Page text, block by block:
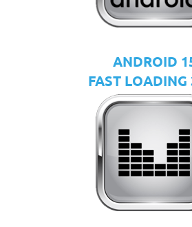
ANDROID
FAST LOADING